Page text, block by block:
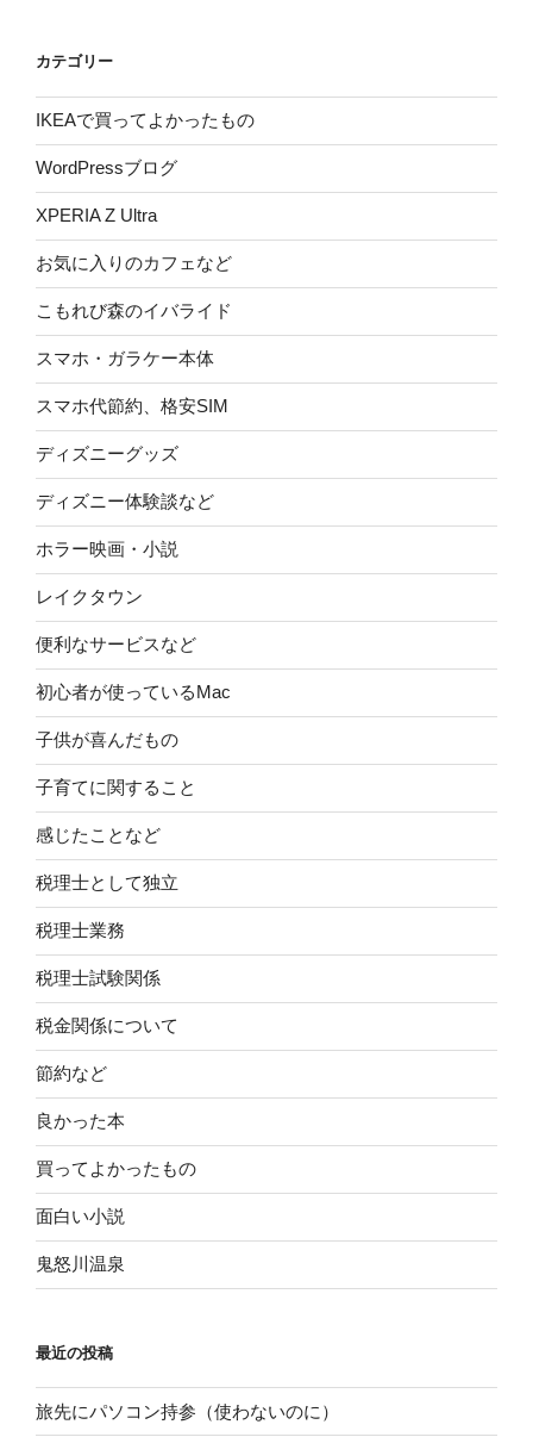
カテゴリー
IKEAで買ってよかったもの
WordPressブログ
XPERIA Z Ultra
お気に入りのカフェなど
こもれび森のイバライド
スマホ・ガラケー本体
スマホ代節約、格安SIM
ディズニーグッズ
ディズニー体験談など
ホラー映画・小説
レイクタウン
便利なサービスなど
初心者が使っているMac
子供が喜んだもの
子育てに関すること
感じたことなど
税理士として独立
税理士業務
税理士試験関係
税金関係について
節約など
良かった本
買ってよかったもの
面白い小説
鬼怒川温泉
最近の投稿
旅先にパソコン持参（使わないのに）